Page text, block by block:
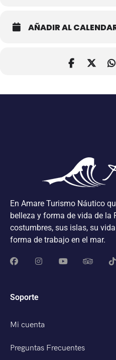
AÑADIR AL
En Amare Turismo Náutico
belleza y forma de vida de la
costumbres, sus islas, su
forma de trabajo en el mar.
Soporte
Mi cuenta
Preguntas Frecuentes